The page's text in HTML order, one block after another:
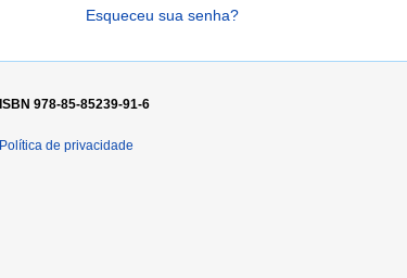
Esqueceu sua senha?
ISBN 978-85-85239-91-6
Política de privacidade